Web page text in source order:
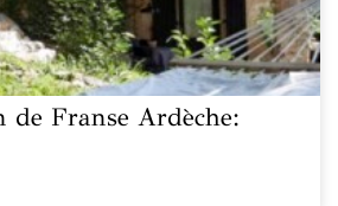
de Franse Ardèche: